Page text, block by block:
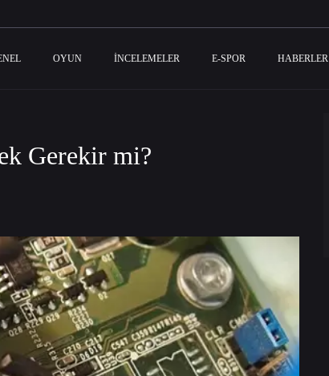
OYUN İNCELEMELER E-SPOR HABERLER
Gerekir mi?